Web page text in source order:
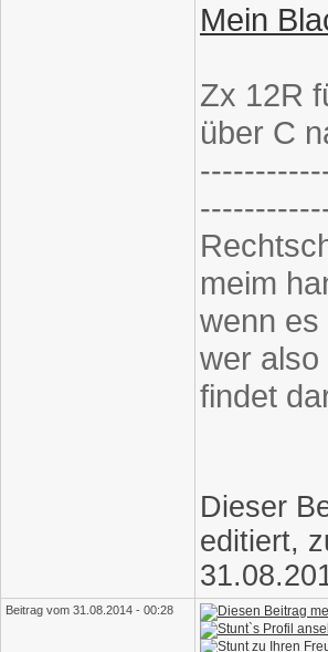
Mein
Zx 12R
über C
meim
wenn
wer
findet
Dieser
editiert,
Beitrag vom 31.08.2014 - 00:28